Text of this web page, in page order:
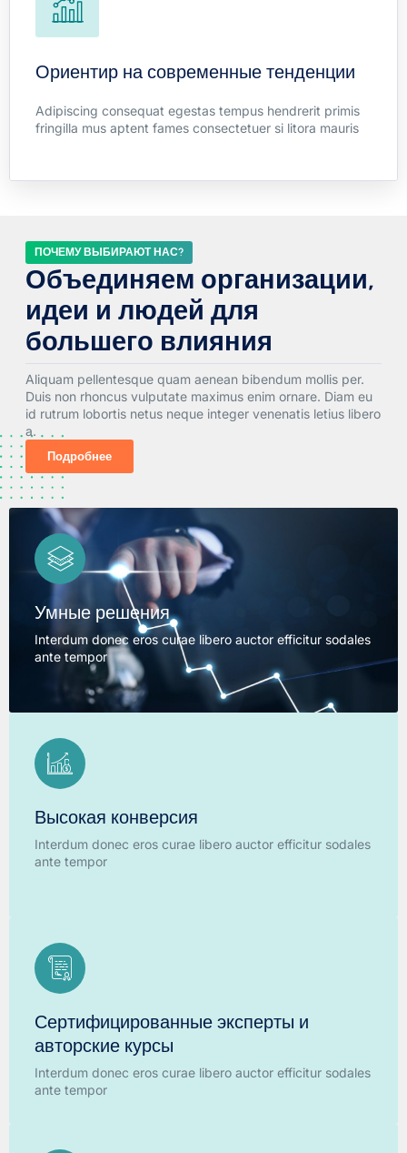
Ориентир на современные тенденции
Adipiscing consequat egestas tempus hendrerit primis
fringilla mus aptent fames consectetuer si litora mauris
Duis himenaeos letius tellus fames lacinia natoque libero
Learn more
ПОЧЕМУ ВЫБИРАЮТ НАС?
Объединяем организации,
идеи и людей для
большего влияния
Aliquam pellentesque quam aenean bibendum mollis per.
Duis non rhoncus vulputate maximus enim ornare. Diam eu
id rutrum lobortis netus neque integer venenatis letius libero
a.
Подробнее
Умные решения
Interdum donec eros curae libero auctor efficitur sodales
ante tempor
Высокая конверсия
Interdum donec eros curae libero auctor efficitur sodales
ante tempor
Сертифицированные эксперты и
авторские курсы
Interdum donec eros curae libero auctor efficitur sodales
ante tempor